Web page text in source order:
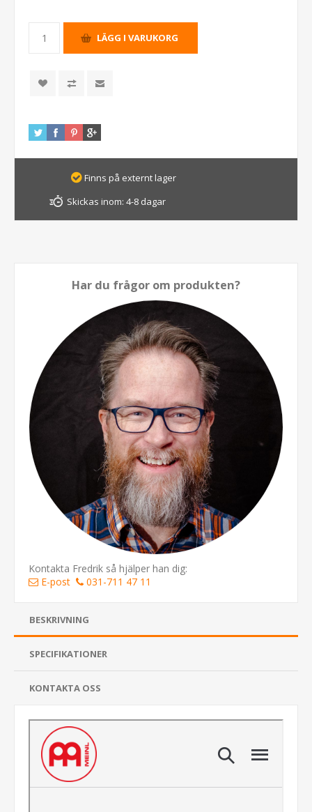
Finns på externt lager
Skickas inom: 4-8 dagar
Har du frågor om produkten?
Kontakta Fredrik så hjälper han dig:
E-post
031-711 47 11
BESKRIVNING
SPECIFIKATIONER
KONTAKTA OSS